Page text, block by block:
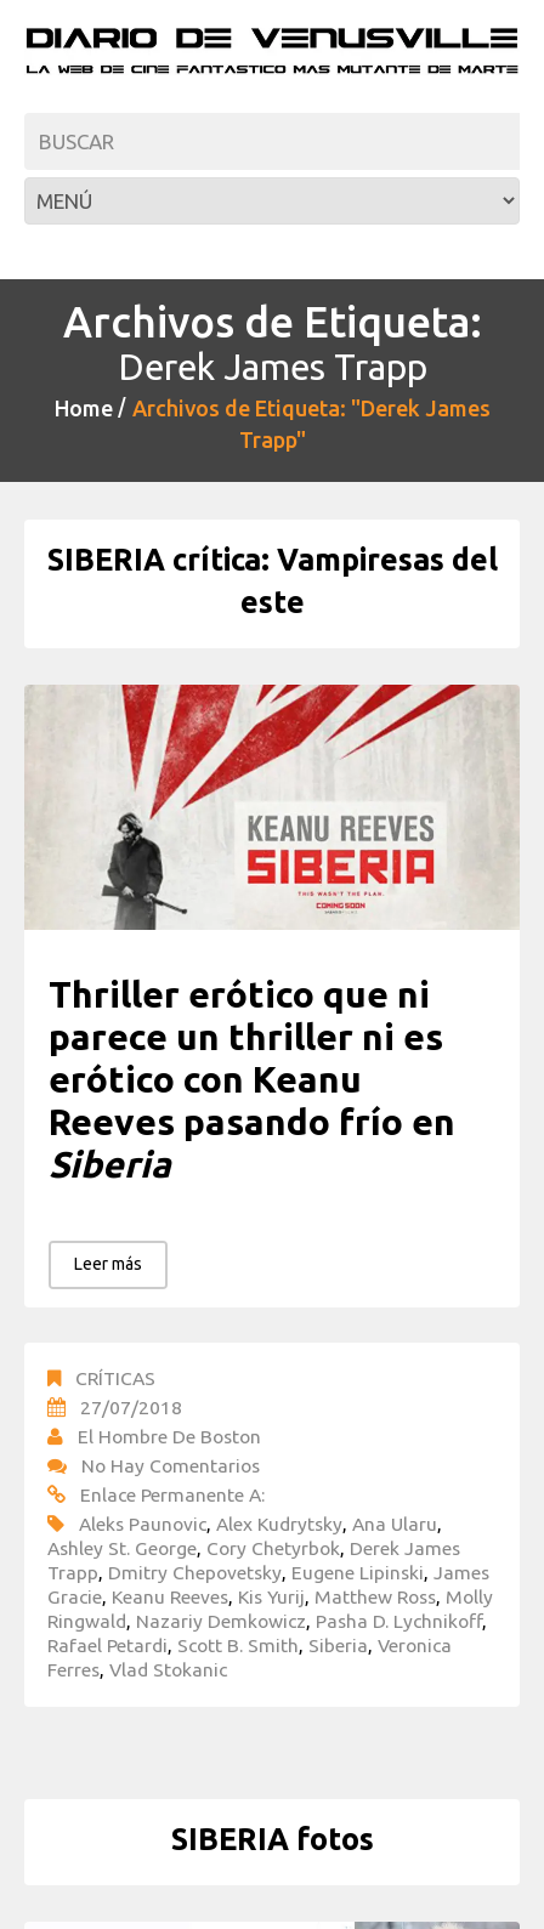
Archivos de Etiqueta:
Derek James Trapp
Home
Archivos de Etiqueta: "Derek James
Trapp"
SIBERIA crítica: Vampiresas del
este
Thriller erótico que ni
parece un thriller ni es
erótico con Keanu
Reeves pasando frío en
Siberia
Leer más
CRÍTICAS
27/07/2018
El Hombre De Boston
No Hay Comentarios
Enlace Permanente A:
Aleks Paunovic, Alex Kudrytsky, Ana Ularu,
Ashley St. George, Cory Chetyrbok, Derek James
Trapp, Dmitry Chepovetsky, Eugene Lipinski, James
Gracie, Keanu Reeves, Kis Yurij, Matthew Ross, Molly
Ringwald, Nazariy Demkowicz, Pasha D. Lychnikoff,
Rafael Petardi, Scott B. Smith, Siberia, Veronica
Ferres, Vlad Stokanic
SIBERIA fotos